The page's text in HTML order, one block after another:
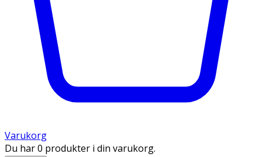
Varukorg
Du har 0 produkter i din varukorg.